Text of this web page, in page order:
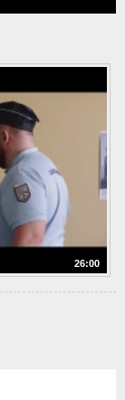
26:00